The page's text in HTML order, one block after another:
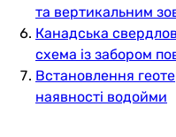
та вертикальним
Канадська
схема із забором
Встановлення
наявності водойми